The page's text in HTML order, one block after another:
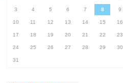
3 4 5 6 7 8 9
10 11 12 13 14 15 16
17 18 19 20 21 22 23
24 25 26 27 28 29 30
31